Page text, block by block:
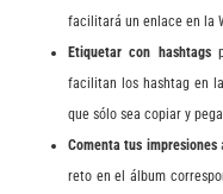
facilitará un enlace en la
Etiquetar con hashtags
facilitan los hashtag en
que sólo sea copiar y
Comenta tus impresiones
reto en el álbum